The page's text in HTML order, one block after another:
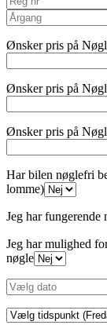
Ønsker pris på
Ønsker pris på
Ønsker pris på
Har bilen nøglefri
lomme)
Jeg har fungerende
Jeg har mulighed
nøgle